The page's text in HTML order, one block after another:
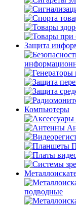
Защита
Компьютеры
подводные